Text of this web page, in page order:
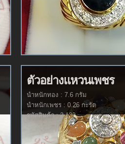
ตัวอย่างแหวนเพชร
นำหนักทอง : 7.6 กรัม
นำหนักเพชร : 0.26 กะรัต
รหัสสินค้า : 2-132